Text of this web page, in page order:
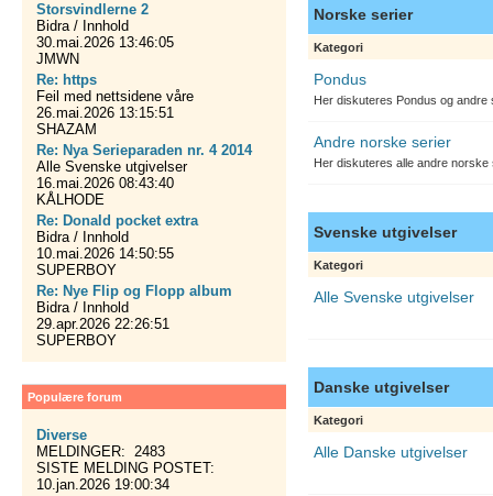
Storsvindlerne 2
Bidra / Innhold
30.mai.2026 13:46:05
JMWN
Re: https
Feil med nettsidene våre
26.mai.2026 13:15:51
SHAZAM
Re: Nya Serieparaden nr. 4 2014
Alle Svenske utgivelser
16.mai.2026 08:43:40
KÅLHODE
Re: Donald pocket extra
Bidra / Innhold
10.mai.2026 14:50:55
SUPERBOY
Re: Nye Flip og Flopp album
Bidra / Innhold
29.apr.2026 22:26:51
SUPERBOY
Populære forum
Diverse
MELDINGER: 2483
SISTE MELDING POSTET:
10.jan.2026 19:00:34
Norske serier
Kategori
Pondus
Her diskuteres Pondus og
Andre norske serier
Her diskuteres alle andre
Svenske utgivelser
Kategori
Alle Svenske utgivelser
Danske utgivelser
Kategori
Alle Danske utgivelser